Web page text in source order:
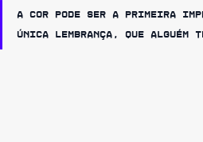
A cor pode ser a primeira
única lembrança, que alguém